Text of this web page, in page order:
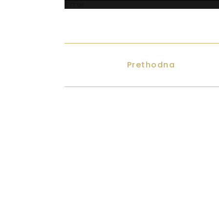
Prethodna